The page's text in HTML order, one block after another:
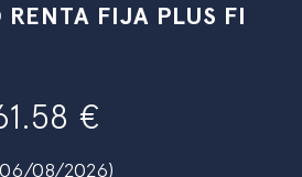
FIJA PLUS FI
08/2026)